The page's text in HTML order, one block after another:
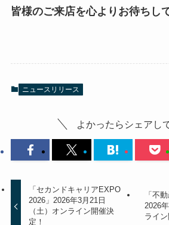
皆様のご来店を心よりお待ちし
ニュースリリース
よかったらシェアし
「セカンドキャリアEXPO
2026」2026年3月21日
（土）オンライン開催決
定！
「不
2026
ライン